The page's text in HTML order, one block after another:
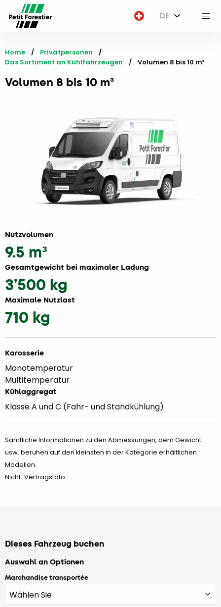
DE
Home
Privatpersonen
Das Sortiment an Kühlfahrzeugen
Current:
Volumen 8 bis 10 m³
Volumen 8 bis 10 m³
Nutzvolumen
9.5 m³
Gesamtgewicht bei maximaler Ladung
3’500 kg
Maximale Nutzlast
710 kg
Karosserie
Monotemperatur
Multitemperatur
Kühlaggregat
Klasse A und C (Fahr- und Standkühlung)
Sämtliche Informationen zu den Abmessungen, dem Gewicht
usw. beruhen auf den kleinsten in der Kategorie erhältlichen
Modellen.
Nicht-Vertragsfoto.
Dieses Fahrzeug buchen
Auswahl an Optionen
Marchandise transportée